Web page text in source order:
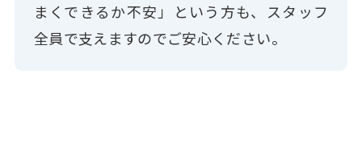
まくできるか不安」という方も、スタッフ
全員で支えますのでご安心ください。